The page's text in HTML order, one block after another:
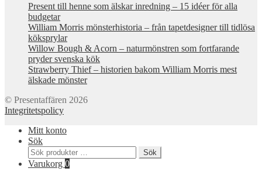
Present till henne som älskar inredning – 15 idéer för alla
budgetar
William Morris mönsterhistoria – från tapetdesigner till tidlösa
köksprylar
Willow Bough & Acorn – naturmönstren som fortfarande
pryder svenska kök
Strawberry Thief – historien bakom William Morris mest
älskade mönster
© Presentaffären 2026
Integritetspolicy
Mitt konto
Sök
Sök
efter:
Sök
Varukorg 0